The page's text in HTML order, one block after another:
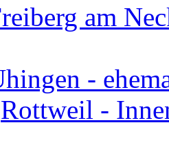
am
-
Rottweil -